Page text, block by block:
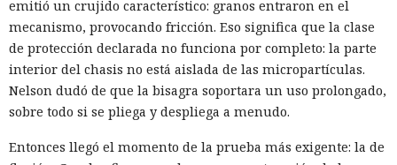
emitió un crujido característico: granos entraron en el
mecanismo, provocando fricción. Eso significa que la clase
de protección declarada no funciona por completo: la parte
interior del chasis no está aislada de las micropartículas.
Nelson dudó de que la bisagra soportara un uso prolongado,
sobre todo si se pliega y despliega a menudo.
Entonces llegó el momento de la prueba más exigente: la de